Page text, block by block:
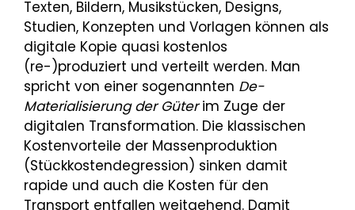
Texten, Bildern, Musikstücken, Designs,
Studien, Konzepten und Vorlagen können als
digitale Kopie quasi kostenlos
(re-)produziert und verteilt werden. Man
spricht von einer sogenannten De-
Materialisierung der Güterim Zuge der
digitalen Transformation. Die klassischen
Kostenvorteile der Massenproduktion
(Stückkostendegression) sinken damit
rapide und auch die Kosten für den
Transport entfallen weitgehend. Damit